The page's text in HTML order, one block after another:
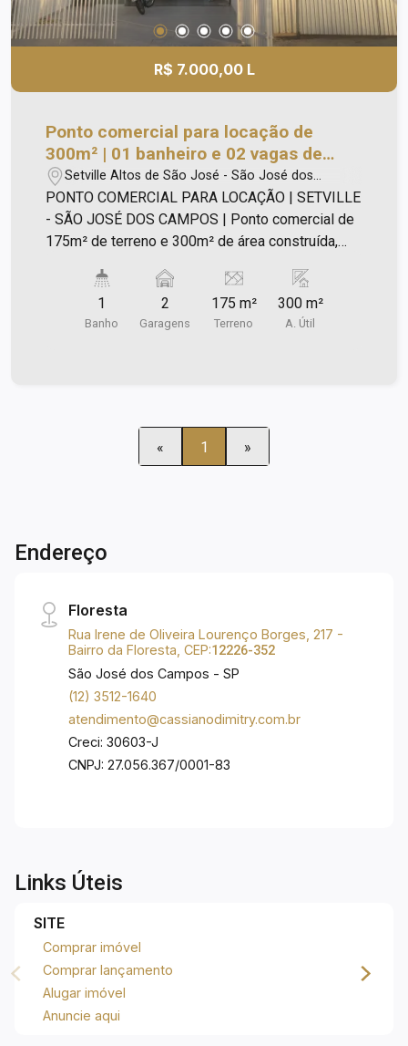
R$ 7.000,00 L
Ponto comercial para locação de
300m² | 01 banheiro e 02 vagas de
garagem | Setville - São José dos
Campos |
Setville Altos de São José - São José dos
Campos/SP
PONTO COMERCIAL PARA LOCAÇÃO | SETVILLE
- SÃO JOSÉ DOS CAMPOS | Ponto comercial de
175m² de terreno e 300m² de área construída,
Salão na parte superior; - 02 vagas de garagem; -
Excelente para montar mercadinho, padaria,
sorveteria, dentre outros comércios. Ligue e
1
Banho
2
Garagens
175 m²
Terreno
300 m²
A. Útil
« 1 »
Endereço
Floresta
Rua Irene de Oliveira Lourenço Borges, 217 -
Bairro da Floresta, CEP:12226-352
São José dos Campos - SP
(12) 3512-1640
atendimento@cassianodimitry.com.br
Creci: 30603-J
CNPJ: 27.056.367/0001-83
Links Úteis
SITE
Comprar imóvel
Comprar lançamento
Alugar imóvel
Anuncie aqui